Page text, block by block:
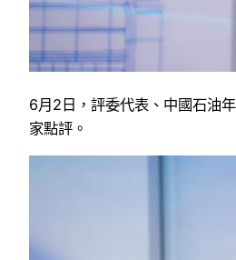
6月2日，評委代表、中國石油
家點評。